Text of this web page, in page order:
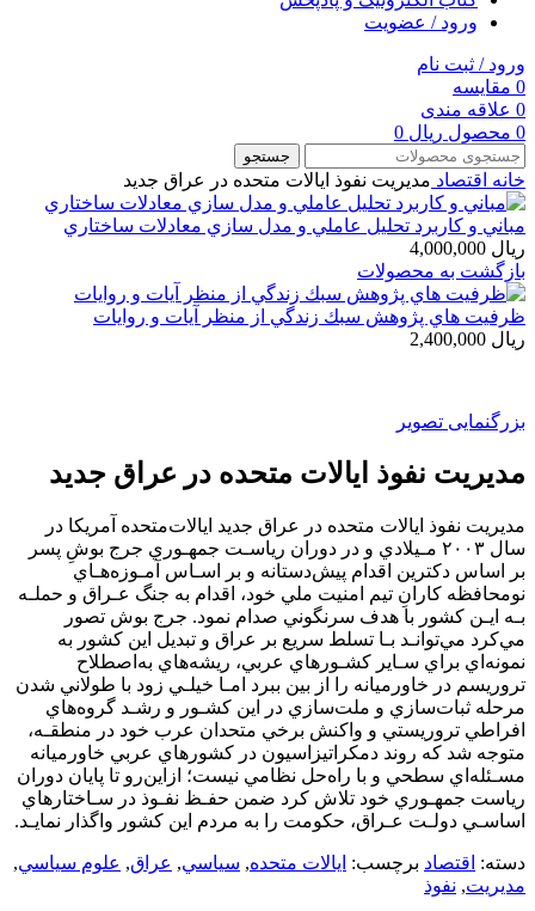
ورود / عضویت
ورود / ثبت نام
0 مقایسه
0 علاقه مندی
0 محصول ریال
جستجو
خانه اقتصاد مديريت نفوذ ايالات متحده در عراق جديد
مباني و كاربرد تحليل عاملي و مدل سازي معادلات ساختاري
ریال
بازگشت به محصولات
ظرفيت هاي پژوهش سبك زندگي از منظر آيات و روايات
ریال
بزرگنمایی تصویر
مديريت نفوذ ايالات متحده در عراق جديد
مديريت نفوذ ايالات متحده در عراق جديد اﻳﺎﻻتﻣﺘﺤﺪه آﻣﺮﻳﻜﺎ در
ﺳﺎل ٢٠٠٣ ﻣـﻴﻼدي و در دوران رﻳﺎﺳـﺖ ﺟﻤﻬـﻮري ﺟﺮج ﺑﻮشِ ﭘﺴﺮ
ﺑﺮ اﺳﺎس دﻛﺘﺮﻳﻦ اﻗﺪام ﭘﻴﺶدﺳﺘﺎﻧﻪ و ﺑﺮ اﺳـﺎس آﻣـﻮزهﻫـﺎي
ﻧﻮﻣﺤﺎﻓﻈﻪ ﻛﺎرانِ ﺗﻴﻢ اﻣﻨﻴﺖ ﻣﻠﻲ ﺧﻮد، اﻗﺪام ﺑﻪ ﺟﻨﮓ ﻋـﺮاق و ﺣﻤﻠـﻪ
ﺑـﻪ اﻳـﻦ ﻛﺸﻮر ﺑﺎ ﻫﺪف ﺳﺮﻧﮕﻮﻧﻲ ﺻﺪام ﻧﻤﻮد. ﺟﺮج ﺑﻮش ﺗﺼﻮر
ﻣﻲﻛﺮد ﻣﻲﺗﻮاﻧـﺪ ﺑـﺎ ﺗﺴﻠﻂ ﺳﺮﻳﻊ ﺑﺮ ﻋﺮاق و ﺗﺒﺪﻳﻞ اﻳﻦ ﻛﺸﻮر ﺑﻪ
ﻧﻤﻮﻧﻪاي ﺑﺮاي ﺳـﺎﻳﺮ ﻛﺸـﻮرﻫﺎي ﻋﺮﺑﻲ، رﻳﺸﻪﻫﺎي ﺑﻪاﺻﻄﻼح
ﺗﺮورﻳﺴﻢ در ﺧﺎورﻣﻴﺎﻧﻪ را از ﺑﻴﻦ ﺑﺒﺮد اﻣـﺎ ﺧﻴﻠـﻲ زود ﺑﺎ ﻃﻮﻻﻧﻲ ﺷﺪن
ﻣﺮﺣﻠﻪ ﺛﺒﺎتﺳﺎزي و ﻣﻠﺖﺳﺎزي در اﻳﻦ ﻛﺸـﻮر و رﺷـﺪ ﮔﺮوهﻫﺎي
اﻓﺮاﻃﻲ ﺗﺮورﻳﺴﺘﻲ و واﻛﻨﺶ ﺑﺮﺧﻲ ﻣﺘﺤﺪان ﻋﺮب ﺧﻮد در ﻣﻨﻄﻘـﻪ،
ﻣﺘﻮﺟﻪ ﺷﺪ ﻛﻪ روﻧﺪ دﻣﻜﺮاﺗﻴﺰاﺳﻴﻮن در ﻛﺸﻮرﻫﺎي ﻋﺮﺑﻲ ﺧﺎورﻣﻴﺎﻧﻪ
ﻣﺴـﺌﻠﻪاي ﺳﻄﺤﻲ و ﺑﺎ راهﺣﻞ ﻧﻈﺎﻣﻲ ﻧﻴﺴﺖ؛ ازاﻳﻦرو ﺗﺎ ﭘﺎﻳﺎن دوران
رﻳﺎﺳﺖ ﺟﻤﻬـﻮري ﺧﻮد ﺗﻼش ﻛﺮد ﺿﻤﻦ ﺣﻔـﻆ ﻧﻔـﻮذ در ﺳـﺎﺧﺘﺎرﻫﺎي
اﺳﺎﺳـﻲ دوﻟـﺖ ﻋـﺮاق، ﺣﻜﻮﻣﺖ را ﺑﻪ ﻣﺮدم اﻳﻦ ﻛﺸﻮر واﮔﺬار ﻧﻤﺎﻳـﺪ.
دسته: اقتصاد برچسب: ايالات متحده, سياسي, عراق, علوم سياسي,
مديريت, نفوذ